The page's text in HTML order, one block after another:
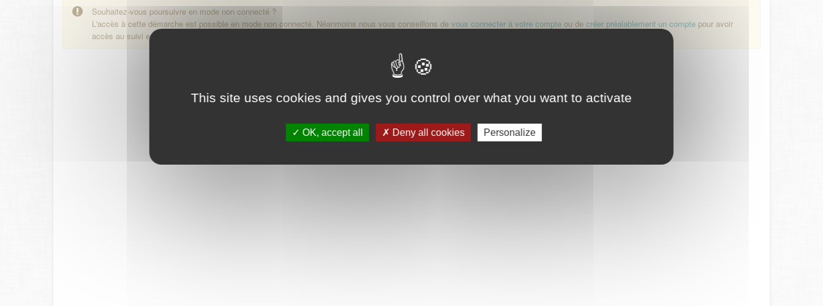
This site uses cookies and gives you control over what you want to activate
OK, accept all Deny all cookies Personalize
Souhaitez-vous poursuivre en mode non connecté ?
L'accès à cette démarche est possible en mode non connecté. Néanmoins nous vous conseillons de vous connecter à votre compte ou de créer préalablement un compte pour avoir
accès au suivi en ligne de la démarche.
Démarrer